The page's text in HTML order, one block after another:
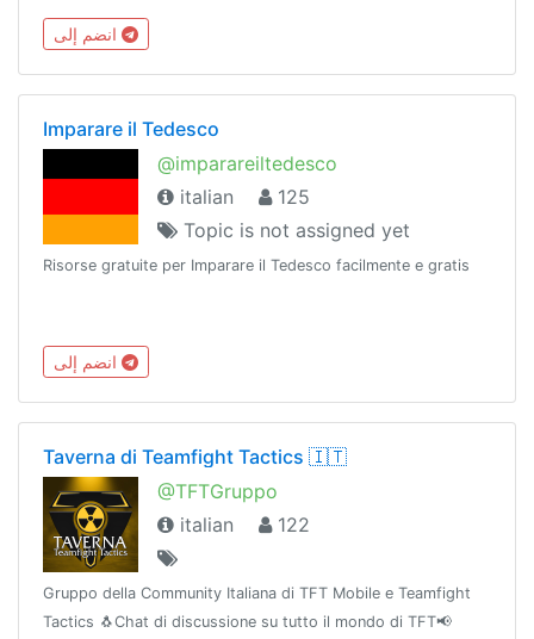
@spoilerobot. 🎐🌈= @communityk. 💮
Imparare il Tedesco
@imparareiltedesco
italian
125
Topic is not assigned yet
Risorse gratuite per Imparare il Tedesco facilmente e gratis
Taverna di Teamfight Tactics 🇮🇹
@TFTGruppo
italian
122
Gruppo della Community Italiana di TFT Mobile e Teamfight
Tactics 🐧Chat di discussione su tutto il mondo di TFT📢